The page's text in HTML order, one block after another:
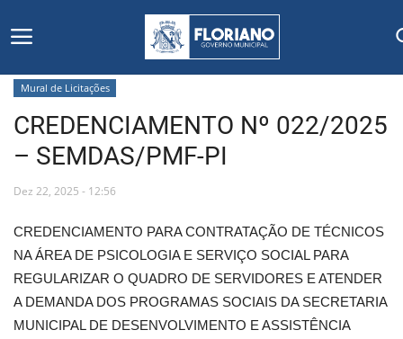
Início
Editais
Secretarias e Órgãos
Mural de Licitações
Mural de Licitações
CREDENCIAMENTO Nº 022/2025
– SEMDAS/PMF-PI
Dez 22, 2025 - 12:56
CREDENCIAMENTO PARA CONTRATAÇÃO DE TÉCNICOS
NA ÁREA DE PSICOLOGIA E SERVIÇO SOCIAL PARA
REGULARIZAR O QUADRO DE SERVIDORES E ATENDER
A DEMANDA DOS PROGRAMAS SOCIAIS DA SECRETARIA
MUNICIPAL DE DESENVOLVIMENTO E ASSISTÊNCIA